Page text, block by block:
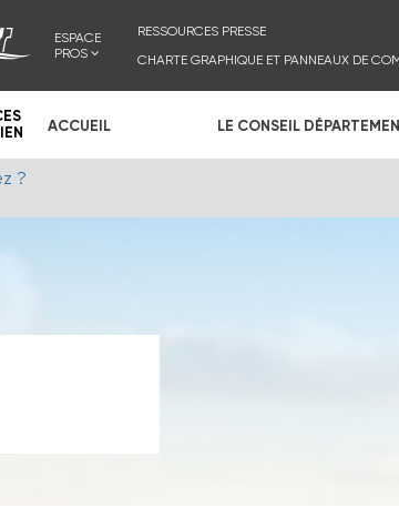
ESPACE
PROS
RESSOURCES PRESSE
CHARTE GRAPHIQUE ET PANNEAUX DE
ACCUEIL LE CONSEIL
?